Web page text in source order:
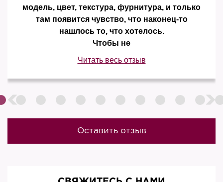
модель, цвет, текстура, фурнитура, и только
там появится чувство, что наконец-то
нашлось то, что хотелось.
Чтобы не
Читать весь отзыв
Оставить отзыв